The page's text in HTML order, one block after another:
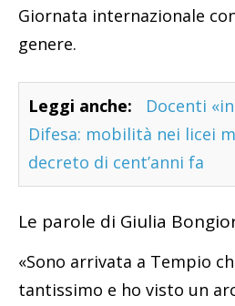
Giornata internazionale
genere.
Leggi anche:
Docenti
Difesa: mobilità nei licei
decreto di cent’anni fa
Le parole di Giulia
«Sono arrivata a Tempio
tantissimo e ho visto un